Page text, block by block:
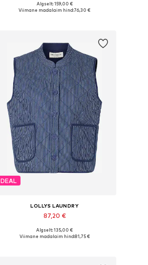
Saadaolevad suurused: XS, S, M, L
Algselt: 159,00 €
Viimane madalaim hind:76,30 €
DEAL
LOLLYS LAUNDRY
87,20 €
Saadaolevad suurused: XS, S, M, L, XL, XXL
Algselt: 135,00 €
Viimane madalaim hind:81,75 €